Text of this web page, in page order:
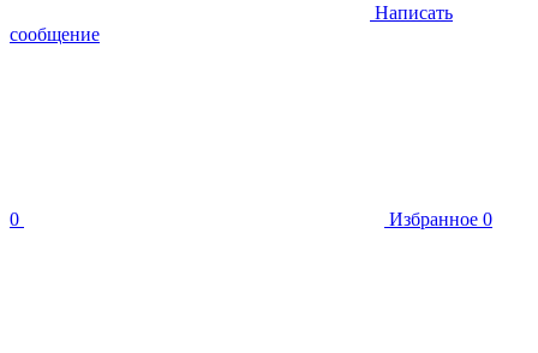
Написать
сообщение
0 Избранное 0